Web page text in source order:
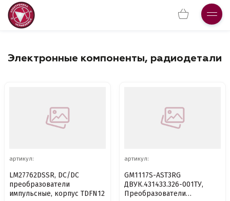
Электронные компоненты, радиодетали
артикул:
LM27762DSSR, DC/DC
преобразователи
импульсные, корпус TDFN12
артикул:
GM1117S-AST3RG
ДВУК.431433.326-001ТУ,
Преобразователи